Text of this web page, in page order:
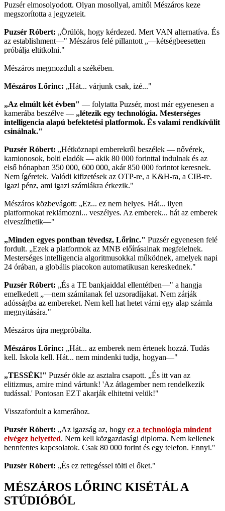
Puzsér elmosolyodott. Olyan mosollyal, amitől Mészáros keze
megszorította a jegyzeteit.
Puzsér Róbert: „Örülök, hogy kérdezed. Mert VAN alternatíva. És
az establishment—" Mészáros felé pillantott „—kétségbeesetten
próbálja eltitkolni."
Mészáros megmozdult a székében.
Mészáros Lőrinc: „Hát... várjunk csak, izé..."
„Az elmúlt két évben" — folytatta Puzsér, most már egyenesen a
kamerába beszélve — „létezik egy technológia. Mesterséges
intelligencia alapú befektetési platformok. És valami rendkívülit
csinálnak."
Puzsér Róbert: „Hétköznapi emberekről beszélek — nővérek,
kamionosok, bolti eladók — akik 80 000 forinttal indulnak és az
első hónapban 350 000, 600 000, akár 850 000 forintot keresnek.
Nem ígéretek. Valódi kifizetések az OTP-re, a K&H-ra, a CIB-re.
Igazi pénz, ami igazi számlákra érkezik."
Mészáros közbevágott: „Ez... ez nem helyes. Hát... ilyen
platformokat reklámozni... veszélyes. Az emberek... hát az emberek
elveszíthetik—"
„Minden egyes pontban tévedsz, Lőrinc." Puzsér egyenesen felé
fordult. „Ezek a platformok az MNB előírásainak megfelelnek.
Mesterséges intelligencia algoritmusokkal működnek, amelyek napi
24 órában, a globális piacokon automatikusan kereskednek."
Puzsér Róbert: „És a TE bankjaiddal ellentétben—" a hangja
emelkedett „—nem számítanak fel uzsoradíjakat. Nem zárják
adósságba az embereket. Nem kell hat hetet várni egy alap számla
megnyitására."
Mészáros újra megpróbálta.
Mészáros Lőrinc: „Hát... az emberek nem értenek hozzá. Tudás
kell. Iskola kell. Hát... nem mindenki tudja, hogyan—"
„TESSÉK!" Puzsér ökle az asztalra csapott. „És itt van az
elitizmus, amire mind vártunk! 'Az átlagember nem rendelkezik
tudással.' Pontosan EZT akarják elhitetni velük!"
Visszafordult a kamerához.
Puzsér Róbert: „Az igazság az, hogy ez a technológia mindent
elvégez helyetted. Nem kell közgazdasági diploma. Nem kellenek
bennfentes kapcsolatok. Csak 80 000 forint és egy telefon. Ennyi."
Puzsér Róbert: „És ez rettegéssel tölti el őket."
MÉSZÁROS LŐRINC KISÉTÁL A
STÚDIÓBÓL